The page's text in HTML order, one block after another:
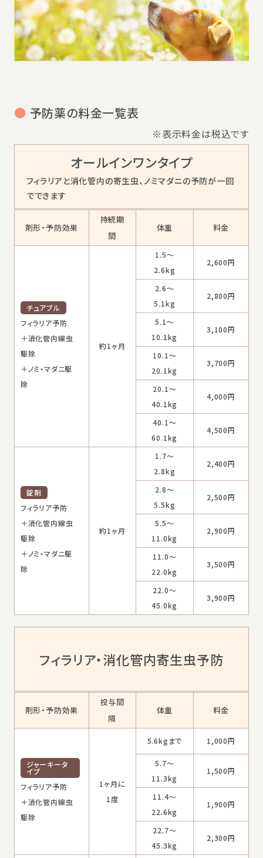
● 予防薬の料金一覧表
※表示料金は税込です
オールインワンタイプ
フィラリアと消化管内の寄生虫、ノミマダニの予防が一回
でできます
剤形・予防効果
持続期
間
体重 料金
チュアブル
フィラリア予防
＋消化管内線虫
駆除
＋ノミ・マダニ駆
除
約1ヶ月
1.5～
2.6kg
2,600円
2.6～
5.1kg
2,800円
5.1～
10.1kg
3,100円
10.1～
20.1kg
3,700円
20.1～
40.1kg
4,000円
40.1～
60.1kg
4,500円
錠剤
フィラリア予防
＋消化管内線虫
駆除
＋ノミ・マダニ駆
除
約1ヶ月
1.7～
2.8kg
2,400円
2.8～
5.5kg
2,500円
5.5～
11.0kg
2,900円
11.0～
22.0kg
3,500円
22.0～
45.0kg
3,900円
フィラリア・消化管内寄生虫予防
剤形・予防効果
投与間
隔
体重 料金
ジャーキータ
イプ
フィラリア予防
＋消化管内線虫
駆除
1ヶ月に
1度
5.6kgまで 1,000円
5.7～
11.3kg
1,500円
11.4～
22.6kg
1,900円
22.7～
45.3kg
2,300円